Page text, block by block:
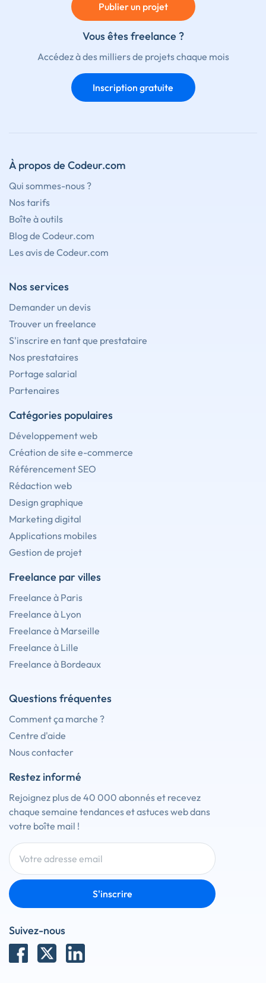
Publier un projet
Vous êtes freelance ?
Accédez à des milliers de projets chaque mois
Inscription gratuite
À propos de Codeur.com
Qui sommes-nous ?
Nos tarifs
Boîte à outils
Blog de Codeur.com
Les avis de Codeur.com
Nos services
Demander un devis
Trouver un freelance
S'inscrire en tant que prestataire
Nos prestataires
Portage salarial
Partenaires
Catégories populaires
Développement web
Création de site e-commerce
Référencement SEO
Rédaction web
Design graphique
Marketing digital
Applications mobiles
Gestion de projet
Freelance par villes
Freelance à Paris
Freelance à Lyon
Freelance à Marseille
Freelance à Lille
Freelance à Bordeaux
Questions fréquentes
Comment ça marche ?
Centre d'aide
Nous contacter
Restez informé
Rejoignez plus de 40 000 abonnés et recevez
chaque semaine tendances et astuces web dans
votre boîte mail !
S'inscrire
Suivez-nous